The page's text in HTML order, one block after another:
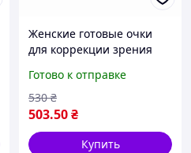
Женские готовые очки
для коррекции зрения
металлическая оправа
черные Gvest 24415-C3
Готово к отправке
503.50₴
530 ₴
Купить